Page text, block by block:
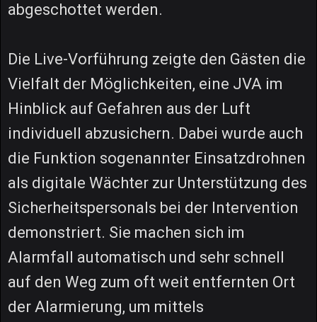
abgeschottet werden.
Die Live-Vorführung zeigte den Gästen die
Vielfalt der Möglichkeiten, eine JVA im
Hinblick auf Gefahren aus der Luft
individuell abzusichern. Dabei wurde auch
die Funktion sogenannter Einsatzdrohnen
als digitale Wächter zur Unterstützung des
Sicherheitspersonals bei der Intervention
demonstriert. Sie machen sich im
Alarmfall automatisch und sehr schnell
auf den Weg zum oft weit entfernten Ort
der Alarmierung, um mittels